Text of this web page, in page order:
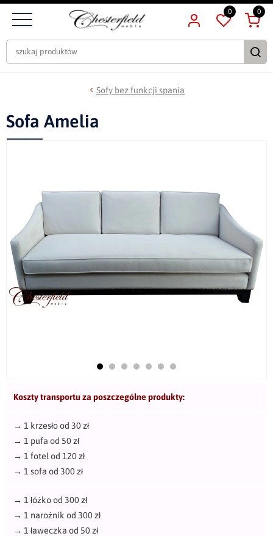
0 0
Sofy bez funkcji spania
Sofa Amelia
Koszty transportu za poszczególne produkty:
→ 1 krzesło od 30 zł
→ 1 pufa od 50 zł
→ 1 fotel od 120 zł
→ 1 sofa od 300 zł
→ 1 łóżko od 300 zł
→ 1 narożnik od 300 zł
→ 1 ławeczka od 50 zł